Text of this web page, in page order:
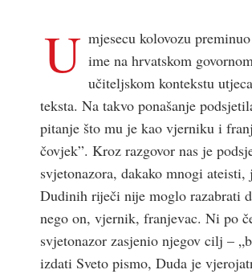
U mjesecu kolovozu
ime na hrvatskom
učiteljskom kontekstu
teksta. Na takvo ponašanje
pitanje što mu je kao vjerniku i
čovjek”. Kroz razgovor nas je
svjetonazora, dakako mnogi
Dudinih riječi nije moglo razabrati
nego on, vjernik, franjevac. Ni po
svjetonazor zasjenio njegov cilj –
izdati Sveto pismo, Duda je